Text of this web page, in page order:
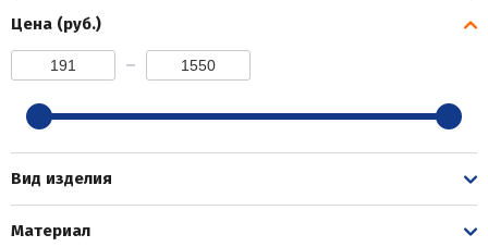
Цена (руб.)
Вид изделия
Материал